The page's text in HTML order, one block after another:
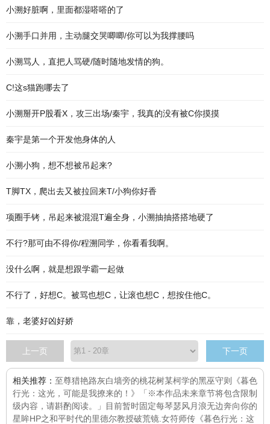
小溯好脏啊，里面都湿嗒嗒的了
小溯手口并用，主动腿交哭唧唧/你可以为我撑腰吗
小溯骂人，直把人骂硬/随时随地发情的狗。
C!这s猫跑哪去了
小溯掰开P股看X，攻三出场/秦宇，我真的没有被C你摸摸
秦宇是第一个开发他身体的人
小溯小狗，想不想被吊起来?
T脚TX，爬出去又被拉回来T/小狗你好香
项圈手铐，吊起来被混混T遍全身，小溯抽抽搭搭地硬了
不行?那可由不得你/程溯同学，你看看我啊。
没什么啊，就是想跟学霸一起做
不行了，好想C。被骂也想C，让滚也想C，想按住他C。
靠，老婆好凶好娇
上一页 下一页
相关推荐： 至尊猎艳路灰白墙旁的桃花树某柯学的黑巫守则
《暮色
行光：这光，可能是我撩来的！》「※本作品未来章节将包含限制
级内容，请斟酌阅读。」目前暂时固定每琴瑟风月浪无边奔向你的
星眸HP之和平时代的里德尔教授破荒镜.女符师传 《暮色行光：这